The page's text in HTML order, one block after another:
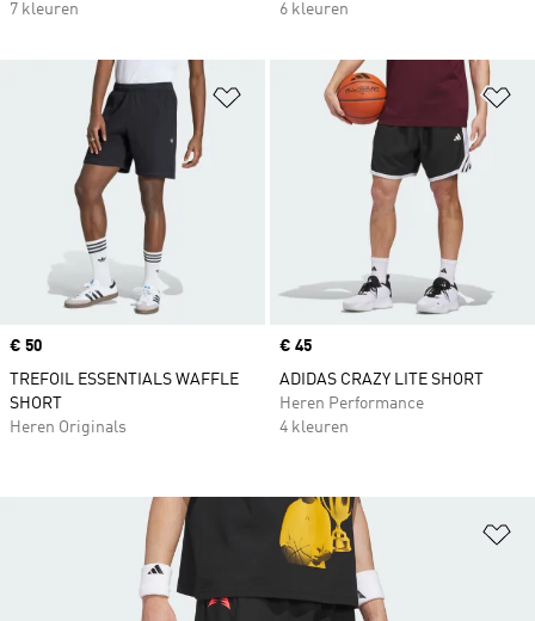
7 kleuren
6 kleuren
Op verlanglijst zetten
Price
€ 50
TREFOIL ESSENTIALS WAFFLE
SHORT
Heren Originals
Price
€ 45
ADIDAS CRAZY LITE SHORT
Heren Performance
4 kleuren